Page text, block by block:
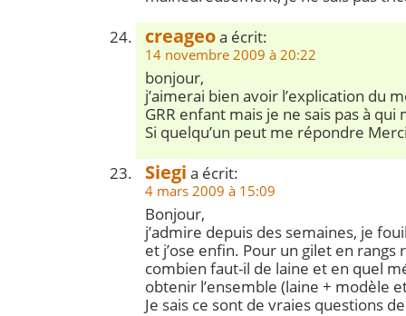
creageoa écrit:
14 novembre 2009 à 20:22
bonjour,
j’aimerai bien avoir l’explication du
GRR enfant mais je ne sais pas à qui
Si quelqu’un peut me répondre
Siegi a écrit:
4 mars 2009 à 15:09
Bonjour,
j’admire depuis des semaines, je
et j’ose enfin. Pour un gilet en
combien faut-il de laine et en quel
obtenir l’ensemble (laine + modèle
Je sais ce sont de vraies questions